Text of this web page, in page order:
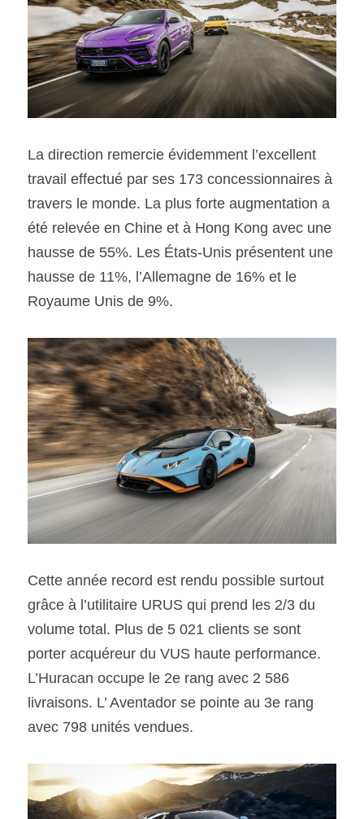
La direction remercie évidemment l’excellent
travail effectué par ses 173 concessionnaires à
travers le monde. La plus forte augmentation a
été relevée en Chine et à Hong Kong avec une
hausse de 55%. Les États-Unis présentent une
hausse de 11%, l’Allemagne de 16% et le
Royaume Unis de 9%.
Cette année record est rendu possible surtout
grâce à l’utilitaire URUS qui prend les 2/3 du
volume total. Plus de 5 021 clients se sont
porter acquéreur du VUS haute performance.
L’Huracan occupe le 2e rang avec 2 586
livraisons. L’ Aventador se pointe au 3e rang
avec 798 unités vendues.